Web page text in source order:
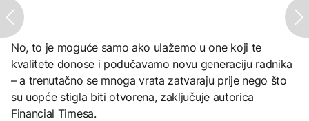
No, to je moguće samo ako ulažemo u one koji te
kvalitete donose i podučavamo novu generaciju radnika
– a trenutačno se mnoga vrata zatvaraju prije nego što
su uopće stigla biti otvorena, zaključuje autorica
Financial Timesa.